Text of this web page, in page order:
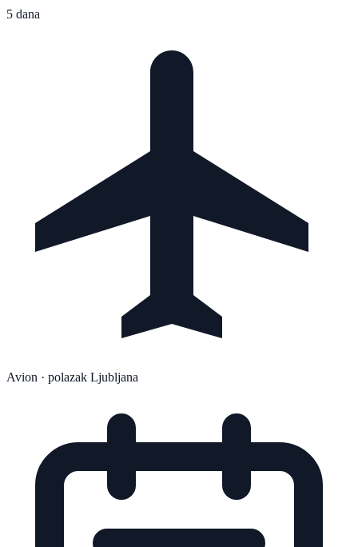
5 dana
Avion · polazak Ljubljana